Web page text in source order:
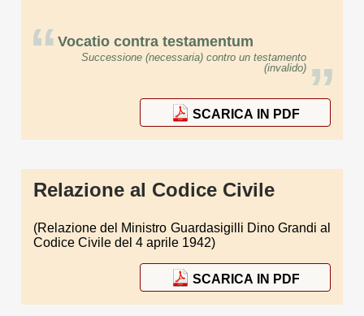
“ Vocatio contra testamentum
”
Successione (necessaria) contro un testamento
(invalido)
SCARICA IN PDF
Relazione al Codice Civile
(Relazione del Ministro Guardasigilli Dino Grandi al
Codice Civile del 4 aprile 1942)
SCARICA IN PDF